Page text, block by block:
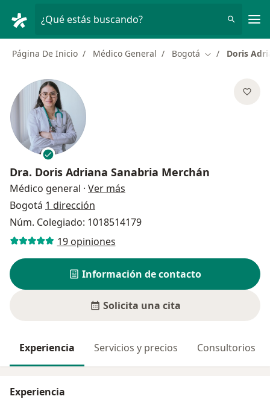
¿Qué estás buscando?
Página De Inicio Médico General Bogotá Cambiar de
Doris
Dra. Doris Adriana Sanabria Merchán
Médico general · Ver más
Bogotá 1 dirección
Núm. Colegiado: 1018514179
19 opiniones
Información de contacto
Solicita una cita
Experiencia Servicios y precios Consultorios
Experiencia